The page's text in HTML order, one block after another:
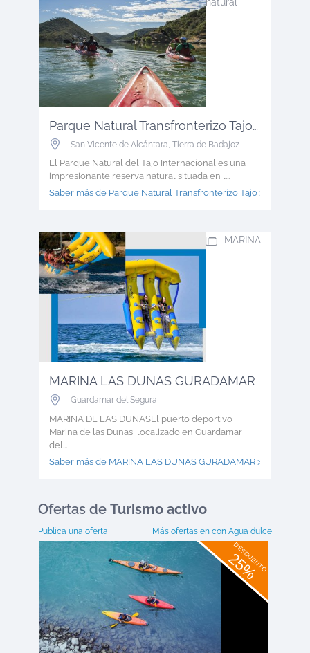
Parque Natural Transfronterizo Tajo ...
San Vicente de Alcántara, Tierra de Badajoz
El Parque Natural del Tajo Internacional es una
impresionante reserva natural situada en l...
natural
Saber más de Parque Natural Transfronterizo Tajo >
MARINA LAS DUNAS GURADAMAR
Guardamar del Segura
MARINA DE LAS DUNASEl puerto deportivo
Marina de las Dunas, localizado en Guardamar
del...
MARINA
Saber más de MARINA LAS DUNAS GURADAMAR >
Ofertas de Turismo activo
Publica una oferta Más ofertas en con Agua dulce
DESCUENTO
25%